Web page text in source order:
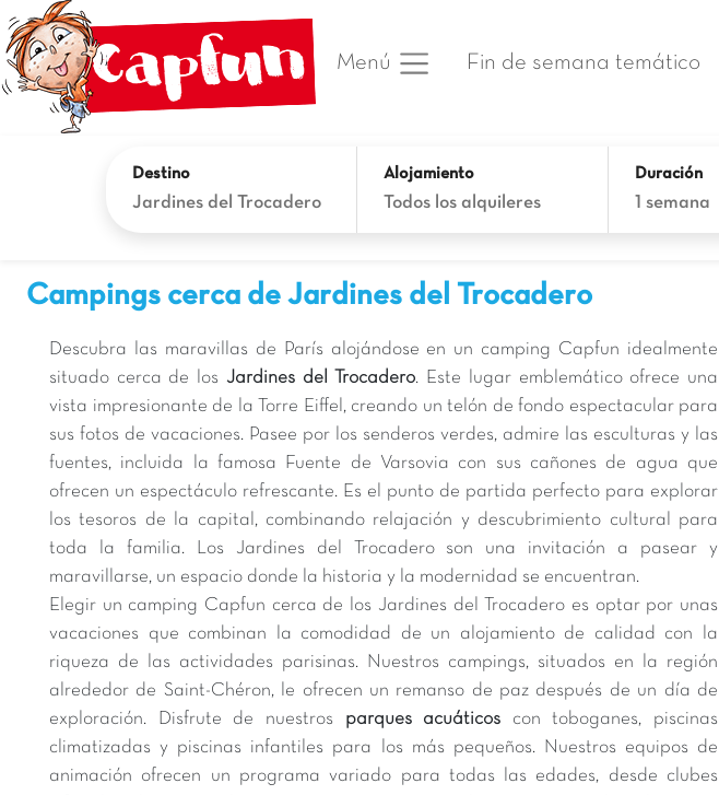
Menú Fin de semana temático
Destino
Jardines del Trocadero
Alojamiento
Todos los alquileres
Duración
1 semana
Campings cerca de Jardines del Trocadero
Descubra las maravillas de París alojándose en un camping Capfun idealmente
situado cerca de los Jardines del Trocadero. Este lugar emblemático ofrece una
vista impresionante de la Torre Eiffel, creando un telón de fondo espectacular para
sus fotos de vacaciones. Pasee por los senderos verdes, admire las esculturas y las
fuentes, incluida la famosa Fuente de Varsovia con sus cañones de agua que
ofrecen un espectáculo refrescante. Es el punto de partida perfecto para explorar
los tesoros de la capital, combinando relajación y descubrimiento cultural para
toda la familia. Los Jardines del Trocadero son una invitación a pasear y
maravillarse, un espacio donde la historia y la modernidad se encuentran.
Elegir un camping Capfun cerca de los Jardines del Trocadero es optar por unas
vacaciones que combinan la comodidad de un alojamiento de calidad con la
riqueza de las actividades parisinas. Nuestros campings, situados en la región
alrededor de Saint-Chéron, le ofrecen un remanso de paz después de un día de
exploración. Disfrute de nuestros parques acuáticos con toboganes, piscinas
climatizadas y piscinas infantiles para los más pequeños. Nuestros equipos de
animación ofrecen un programa variado para todas las edades, desde clubes